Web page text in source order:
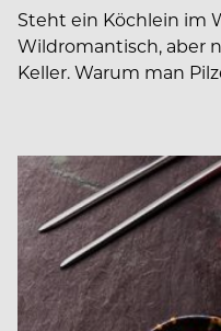
Steht ein Köchlein im
Wildromantisch, aber
Keller. Warum man